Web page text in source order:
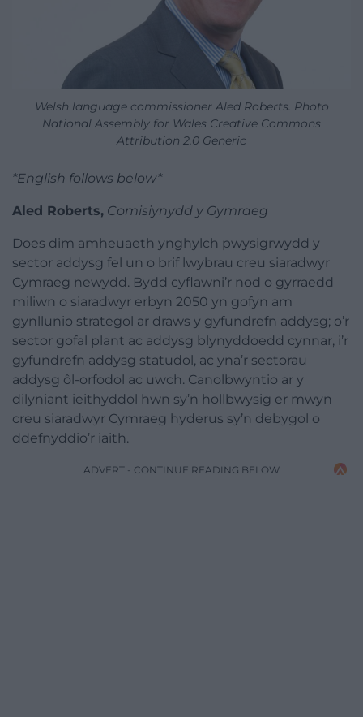
Welsh language commissioner Aled Roberts. Photo
National Assembly for Wales Creative Commons
Attribution 2.0 Generic
*English follows below*
Aled Roberts, Comisiynydd y Gymraeg
Does dim amheuaeth ynghylch pwysigrwydd y
sector addysg fel un o brif lwybrau creu siaradwyr
Cymraeg newydd. Bydd cyflawni’r nod o gyrraedd
miliwn o siaradwyr erbyn 2050 yn gofyn am
gynllunio strategol ar draws y gyfundrefn addysg; o’r
sector gofal plant ac addysg blynyddoedd cynnar, i’r
gyfundrefn addysg statudol, ac yna’r sectorau
addysg ôl-orfodol ac uwch. Canolbwyntio ar y
dilyniant ieithyddol hwn sy’n hollbwysig er mwyn
creu siaradwyr Cymraeg hyderus sy’n debygol o
ddefnyddio’r iaith.
ADVERT - CONTINUE READING BELOW